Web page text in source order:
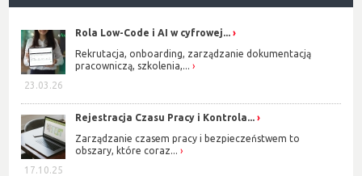
23.03.26
Rola Low-Code i AI w cyfrowej...
Rekrutacja, onboarding, zarządzanie dokumentacją
pracowniczą, szkolenia,...
17.10.25
Rejestracja Czasu Pracy i Kontrola...
Zarządzanie czasem pracy i bezpieczeństwem to
obszary, które coraz...